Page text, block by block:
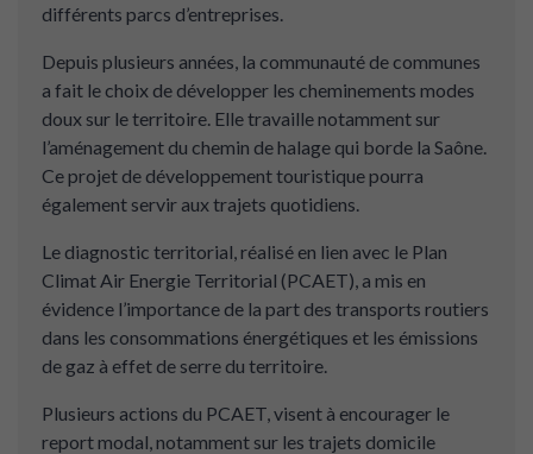
différents parcs d’entreprises.
Depuis plusieurs années, la communauté de communes
a fait le choix de développer les cheminements modes
doux sur le territoire. Elle travaille notamment sur
l’aménagement du chemin de halage qui borde la Saône.
Ce projet de développement touristique pourra
également servir aux trajets quotidiens.
Le diagnostic territorial, réalisé en lien avec le Plan
Climat Air Energie Territorial (PCAET), a mis en
évidence l’importance de la part des transports routiers
dans les consommations énergétiques et les émissions
de gaz à effet de serre du territoire.
Plusieurs actions du PCAET, visent à encourager le
report modal, notamment sur les trajets domicile